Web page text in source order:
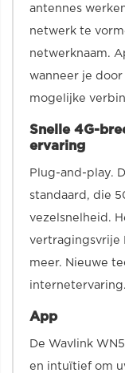
antennes
netwerk te
netwerknaam.
wanneer je
mogelijke
Snelle 4G-
ervaring
Plug-and-play.
standaard, die
vezelsnelheid.
vertragingsvrije
meer. Nieuwe
internetervaring.
App
De Wavlink
en intuïtief om